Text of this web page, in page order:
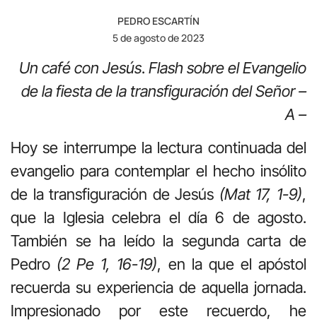
PEDRO ESCARTÍN
5 de agosto de 2023
Un café con Jesús. Flash sobre el Evangelio
de la fiesta de la transfiguración del Señor –
A –
Hoy se interrumpe la lectura continuada del
evangelio para contemplar el hecho insólito
de la transfiguración de Jesús (Mat 17, 1-9),
que la Iglesia celebra el día 6 de agosto.
También se ha leído la segunda carta de
Pedro (2 Pe 1, 16-19), en la que el apóstol
recuerda su experiencia de aquella jornada.
Impresionado por este recuerdo, he